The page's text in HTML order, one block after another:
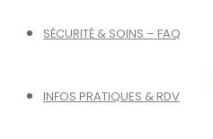
SÉCURITÉ & SOINS – FAQ
INFOS PRATIQUES & RDV